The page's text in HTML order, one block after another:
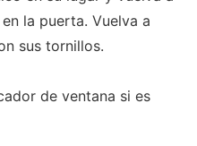
la puerta. Vuelva a
sus tornillos.
de ventana si es